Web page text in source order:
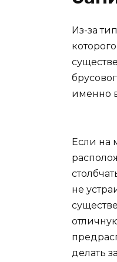
Из-за
именно
Если на
не
делать